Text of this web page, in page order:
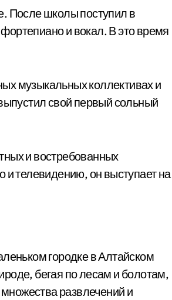
После школы поступил в
и вокал. В это время
музыкальных коллективах и
свой первый сольный
и востребованных
и телевидению, он выступает на
городке в Алтайском
бегая по лесам и болотам,
развлечений и